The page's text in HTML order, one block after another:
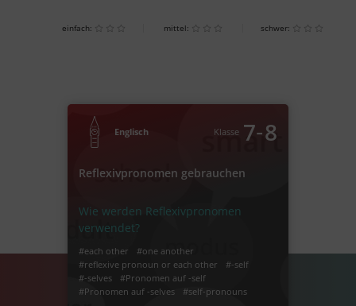
einfach: mittel: schwer:
Englisch Klasse 7‐8
Reflexivpronomen gebrauchen
Wie werden Reflexivpronomen
verwendet?
#each other
#one another
#reflexive pronoun or each other
#-self
#-selves
#Pronomen auf -self
#Pronomen auf -selves
#self-pronouns